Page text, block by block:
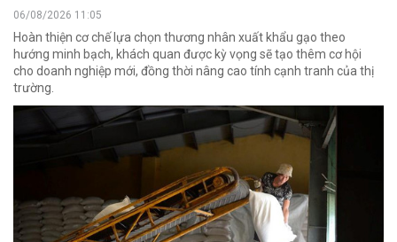
06/08/2026 11:05
Hoàn thiện cơ chế lựa chọn thương nhân xuất khẩu gạo theo
hướng minh bạch, khách quan được kỳ vọng sẽ tạo thêm cơ hội
cho doanh nghiệp mới, đồng thời nâng cao tính cạnh tranh của thị
trường.